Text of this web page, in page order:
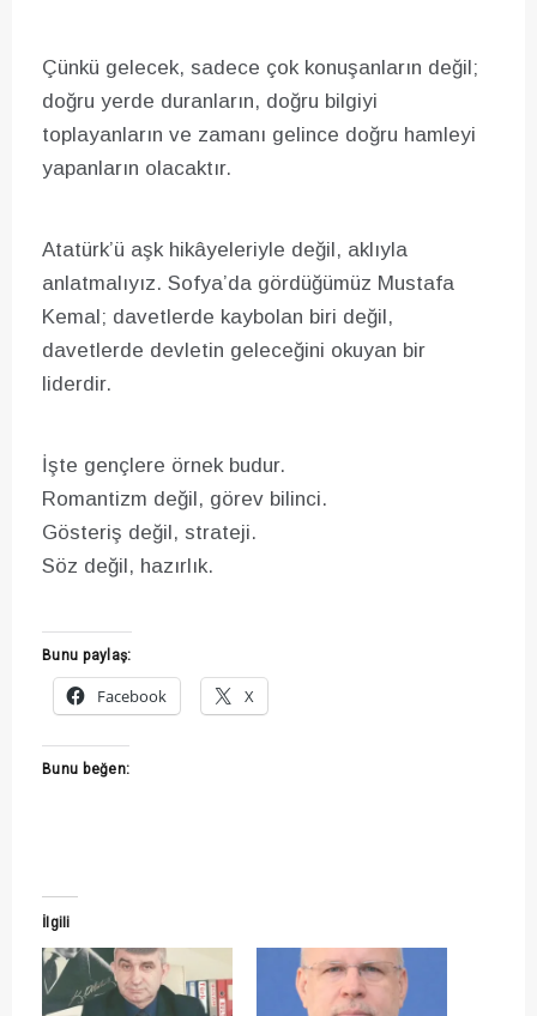
Çünkü gelecek, sadece çok konuşanların değil;
doğru yerde duranların, doğru bilgiyi
toplayanların ve zamanı gelince doğru hamleyi
yapanların olacaktır.
Atatürk’ü aşk hikâyeleriyle değil, aklıyla
anlatmalıyız. Sofya’da gördüğümüz Mustafa
Kemal; davetlerde kaybolan biri değil,
davetlerde devletin geleceğini okuyan bir
liderdir.
İşte gençlere örnek budur.
Romantizm değil, görev bilinci.
Gösteriş değil, strateji.
Söz değil, hazırlık.
Bunu paylaş:
Facebook
X
Bunu beğen:
İlgili